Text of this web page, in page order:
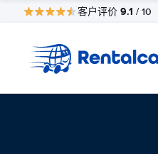
客户评价 9.1 / 10